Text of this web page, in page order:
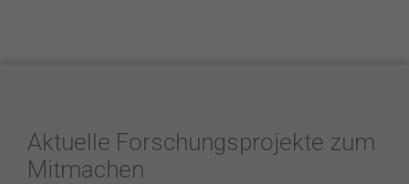
Aktuelle Forschungsprojekte zum
Mitmachen